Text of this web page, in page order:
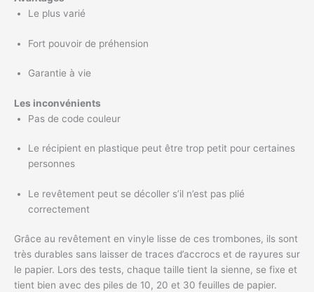
Le plus varié
Fort pouvoir de préhension
Garantie à vie
Les inconvénients
Pas de code couleur
Le récipient en plastique peut être trop petit pour certaines
personnes
Le revêtement peut se décoller s’il n’est pas plié
correctement
Grâce au revêtement en vinyle lisse de ces trombones, ils sont
très durables sans laisser de traces d’accrocs et de rayures sur
le papier. Lors des tests, chaque taille tient la sienne, se fixe et
tient bien avec des piles de 10, 20 et 30 feuilles de papier.